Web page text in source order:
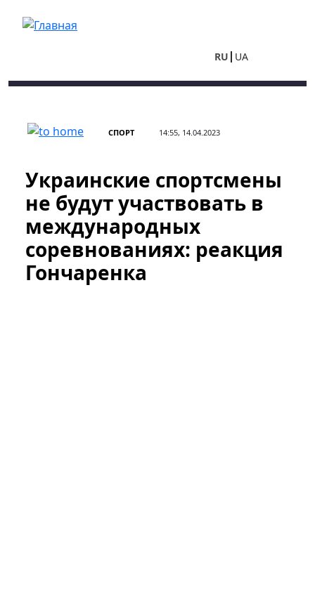
RU UA
СПОРТ 14:55, 14.04.2023
Украинские спортсмены
не будут участвовать в
международных
соревнованиях: реакция
Гончаренка